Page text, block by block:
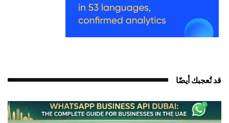
قد تُعجبك أيضًا